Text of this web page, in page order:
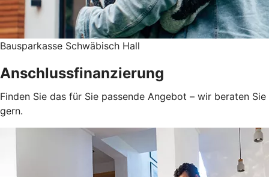
Bausparkasse Schwäbisch Hall
Anschlussfinanzierung
Finden Sie das für Sie passende Angebot – wir beraten Sie
gern.